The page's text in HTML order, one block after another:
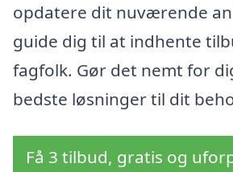
opdatere dit nuværende
guide dig til at indhente
fagfolk. Gør det nemt for
bedste løsninger til dit
Få 3 tilbud, gratis og